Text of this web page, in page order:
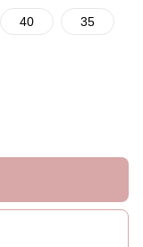
40 35